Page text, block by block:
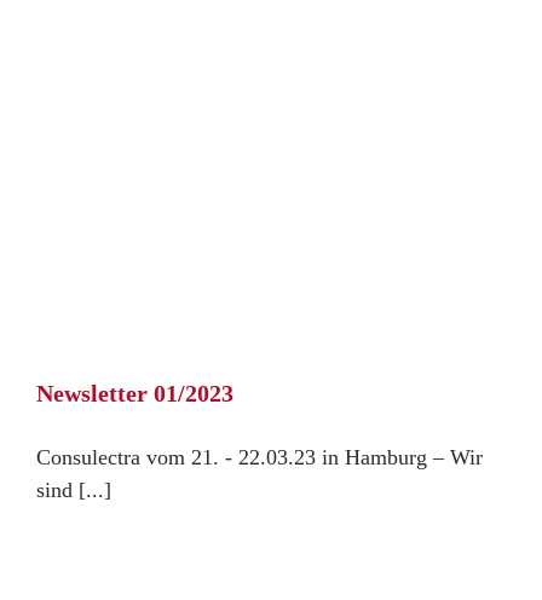
Newsletter 01/2023
Consulectra vom 21. - 22.03.23 in Hamburg – Wir
sind [...]